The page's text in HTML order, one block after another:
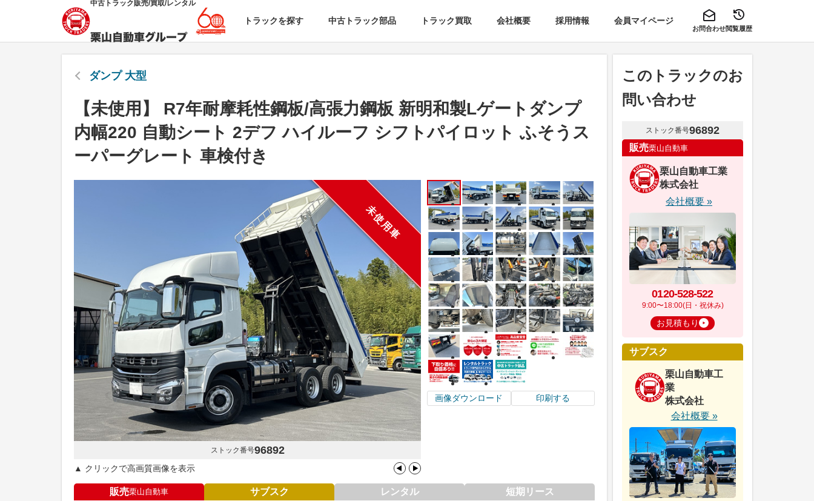
中古トラック販売/買取/レンタル
トラックを探す 中古トラック部品 トラック買取 会社概要 採用情報 会員マイページ
お問合わせ閲覧履歴
ダンプ 大型
【未使用】 R7年耐摩耗性鋼板/高張力鋼板 新明和製Lゲートダンプ
内幅220 自動シート 2デフ ハイルーフ シフトパイロット ふそうス
ーパーグレート 車検付き
未使用車
ストック番号96892
▲ クリックで高画質画像を表示
画像ダウンロード 印刷する
販売栗山自動車 サブスク レンタル 短期リース
このトラックのお
問い合わせ
ストック番号96892
販売栗山自動車
栗山自動車工業
株式会社
会社概要 »
0120-528-522
9:00〜18:00(日・祝休み)
お見積もり
サブスク
栗山自動車工
業
株式会社
会社概要 »